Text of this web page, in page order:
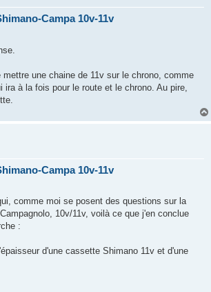
Campa 10v-11v
une chaine de 11v sur le chrono, comme
ira à la fois pour le route et le chrono. Au pire,
Campa 10v-11v
comme moi se posent des questions sur la
10v/11v, voilà ce que j'en conclue
:
d'une cassette Shimano 11v et d'une